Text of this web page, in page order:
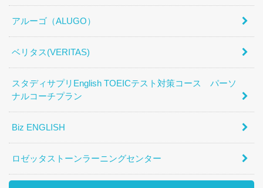
アルーゴ（ALUGO）
ベリタス(VERITAS)
スタディサプリEnglish TOEICテスト対策コース パーソ
ナルコーチプラン
Biz ENGLISH
ロゼッタストーンラーニングセンター